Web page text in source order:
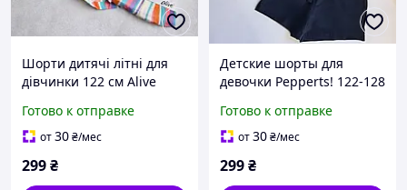
Шорти дитячі літні для
дівчинки 122 см Alive
Готово к отправке
от30₴/мес
299₴
Детские шорты для
девочки Pepperts! 122-128
Готово к отправке
от30₴/мес
299₴